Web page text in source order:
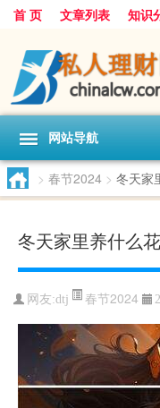
首 页 文章列表 知识
网站导航
> 春节2024 > 冬天家
冬天家里养什么
网友:dtj 春节2024